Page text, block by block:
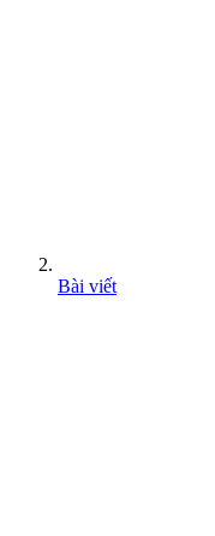
Bài viết